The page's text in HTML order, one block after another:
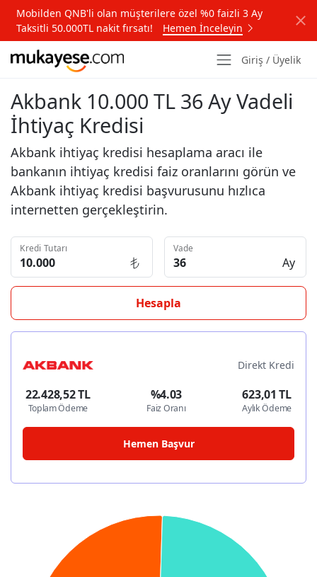
Mobilden QNB'li olan müşterilere özel %0 faizli 3 Ay
Taksitli 50.000TL nakit fırsatı!
Hemen İnceleyin
Giriş / Üyelik
Akbank 10.000 TL 36 Ay Vadeli
İhtiyaç Kredisi
Akbank ihtiyaç kredisi hesaplama aracı ile
bankanın ihtiyaç kredisi faiz oranlarını görün ve
Akbank ihtiyaç kredisi başvurusunu hızlıca
internetten gerçekleştirin.
Kredi Tutarı Vade
Ay
Hesapla
Direkt Kredi
22.428,52 TL
Toplam Ödeme
%4.03
Faiz Oranı
623,01 TL
Aylık Ödeme
Hemen Başvur